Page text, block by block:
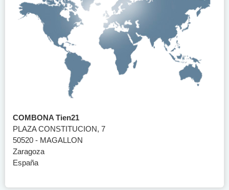
COMBONA Tien21
PLAZA CONSTITUCION, 7
50520 - MAGALLON
Zaragoza
España